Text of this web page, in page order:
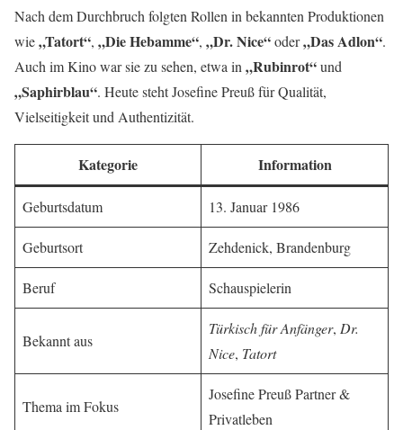
Nach dem Durchbruch folgten Rollen in bekannten Produktionen
wie„Tatort“, „Die Hebamme“, „Dr. Nice“oder„Das Adlon“.
Auch im Kino war sie zu sehen, etwa in„Rubinrot“und
„Saphirblau“. Heute steht Josefine Preuß für Qualität,
Vielseitigkeit und Authentizität.
Kategorie Information
Geburtsdatum 13. Januar 1986
Geburtsort Zehdenick, Brandenburg
Beruf Schauspielerin
Bekannt aus
Türkisch für Anfänger, Dr.
Nice, Tatort
Thema im Fokus
Josefine Preuß Partner &
Privatleben